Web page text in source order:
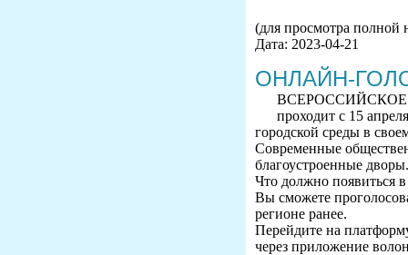
(для просмотра полной
Дата: 2023-04-21
ОНЛАЙН-
проходит с 15
городской среды в
Современные
благоустроенные
Что должно появиться
Вы сможете
регионе ранее.
Перейдите на
через приложение